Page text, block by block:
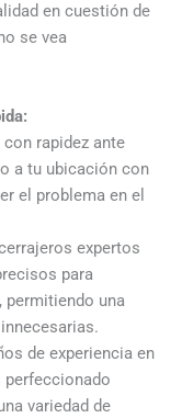
en cuestión de
se vea
rapidez ante
a tu ubicación con
el problema en el
expertos
para
permitiendo una
de experiencia en
perfeccionado
variedad de